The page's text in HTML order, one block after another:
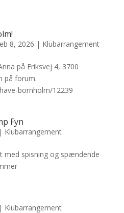
8, 2026 | Klubarrangement
på Eriksvej 4, 3700
på forum.
bornholm/12239
Fyn
| Klubarrangement
med spisning og spændende
| Klubarrangement